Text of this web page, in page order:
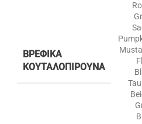
ΒΡΕΦΙΚΆ
ΚΟΥΤΑΛΟΠΊΡΟΥΝΑ